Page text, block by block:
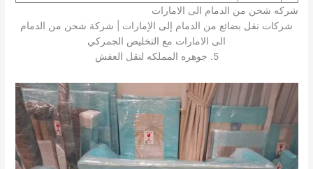
شركه شحن من الدمام الى الامارات
شركات نقل بضائع من الدمام إلى الإمارات | شركة شحن من الدمام
الى الامارات مع التخليص الجمركي
5. جوهره المملكه لنقل العفش